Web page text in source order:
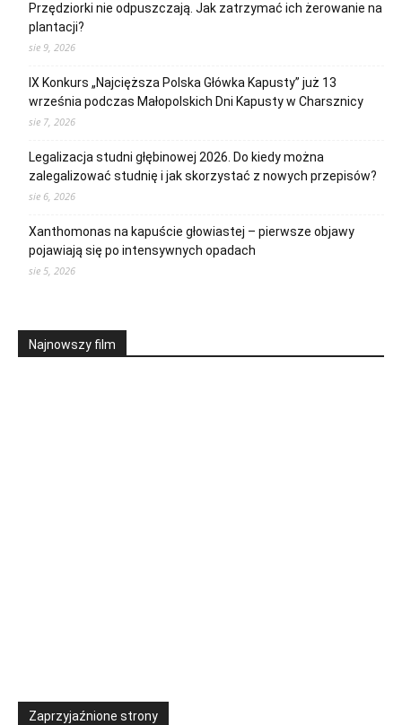
Przędziorki nie odpuszczają. Jak zatrzymać ich żerowanie na
plantacji?
sie 9, 2026
IX Konkurs „Najcięższa Polska Główka Kapusty” już 13
września podczas Małopolskich Dni Kapusty w Charsznicy
sie 7, 2026
Legalizacja studni głębinowej 2026. Do kiedy można
zalegalizować studnię i jak skorzystać z nowych przepisów?
sie 6, 2026
Xanthomonas na kapuście głowiastej – pierwsze objawy
pojawiają się po intensywnych opadach
sie 5, 2026
Najnowszy film
Zaprzyjaźnione strony